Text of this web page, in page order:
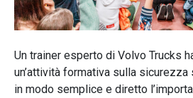
Un trainer esperto di Volvo Trucks
un’attività formativa sulla
in modo semplice e diretto